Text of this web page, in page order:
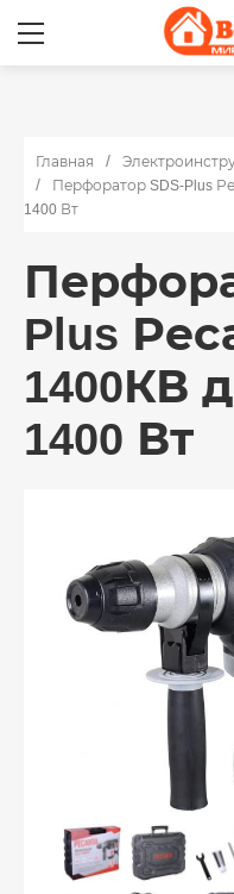
Главная
Перфоратор SDS-Plus
1400 Вт
Plus
1400КВ
1400 Вт